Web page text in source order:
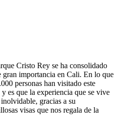
Cristo Rey se ha consolidado
importancia en Cali. En lo que
personas han visitado este
es que la experiencia que se vive
gracias a su
visas que nos regala de la